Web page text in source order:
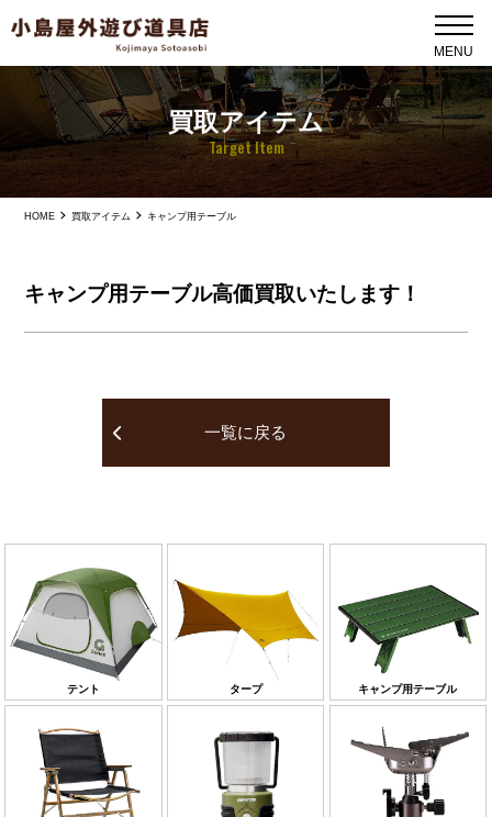
買取アイテム
Target Item
HOME 買取アイテム キャンプ用テーブル
キャンプ用テーブル高価買取いたします！
一覧に戻る
テント タープ キャンプ用テーブル